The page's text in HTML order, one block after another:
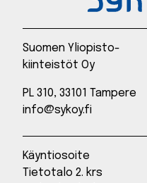
Suomen Yliopisto-
kiinteistöt Oy
PL 310, 33101 Tampere
info@sykoy.fi
Käyntiosoite
Tietotalo 2. krs